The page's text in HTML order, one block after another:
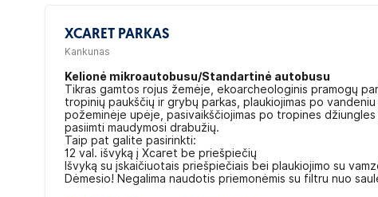
XCARET PARKAS
Kankunas
Kelionė mikroautobusu/Standartinė autobusu
Tikras gamtos rojus žemėje, ekoarcheologinis pramogų
tropinių paukščių ir grybų parkas, plaukiojimas po
požeminėje upėje, pasivaikščiojimas po tropines
pasiimti maudymosi drabužių.
Taip pat galite pasirinkti:
12 val. išvyką į Xcaret be priešpiečių
Išvyką su įskaičiuotais priešpiečiais bei plaukiojimo su
Dėmesio! Negalima naudotis priemonėmis su filtru nuo